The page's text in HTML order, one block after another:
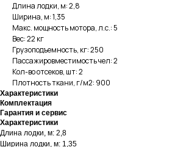
Длина лодки, м: 2,8
Ширина, м: 1,35
Макс. мощность мотора, л.с.: 5
Вес: 22 кг
Грузоподъемность, кг: 250
Пассажировместимость чел: 2
Кол-во отсеков, шт: 2
Плотность ткани, г/м2: 900
Характеристики
Комплектация
Гарантия и сервис
Характеристики
Длина лодки, м: 2,8
Ширина лодки, м: 1,35